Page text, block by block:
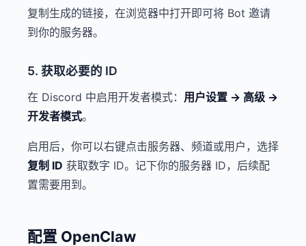
复制生成的链接，在浏览器中打开即可将 Bot 邀请
到你的服务器。
5. 获取必要的 ID
在 Discord 中启用开发者模式： 用户设置 → 高级 →
开发者模式。
启用后，你可以右键点击服务器、频道或用户，选择
复制 ID 获取数字 ID。记下你的服务器 ID，后续配
置需要用到。
配置 OpenClaw